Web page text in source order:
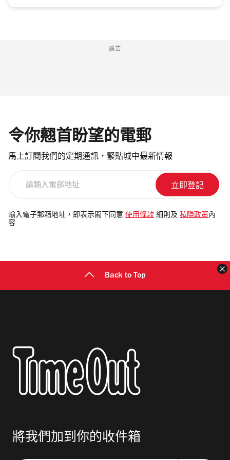
廣告
令你翹首盼望的電郵
馬上訂閱我們的定期通訊，緊貼城中最新情報
電
郵
輸入電子郵箱地址，即表示閣下同意 使用條款 細則及 私隱政策 內
容
Back to Top
將我們加到你的收件箱